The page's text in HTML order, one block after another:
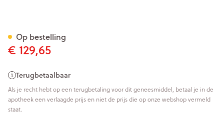
€ 129,65
Terugbetaalbaar
Als je recht hebt op een terugbetaling voor dit geneesmiddel, betaal je in de
apotheek een verlaagde prijs en niet de prijs die op onze webshop vermeld
staat.
Op bestelling